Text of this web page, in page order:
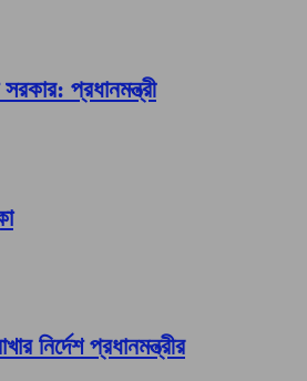
প্রধানমন্ত্রী
নির্দেশ প্রধানমন্ত্রীর